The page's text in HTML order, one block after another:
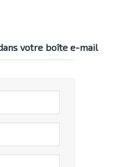
votre boîte e-mail